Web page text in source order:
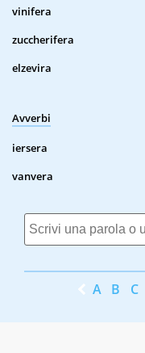
vinifera
zuccherifera
elzevira
Avverbi
iersera
vanvera
A B C